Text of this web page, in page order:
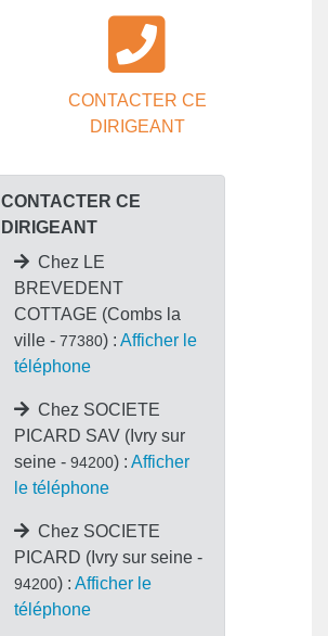
CONTACTER CE
DIRIGEANT
CONTACTER CE
DIRIGEANT
Chez LE
BREVEDENT
COTTAGE (Combs la
ville - 77380) : Afficher le
téléphone
Chez SOCIETE
PICARD SAV (Ivry sur
seine - 94200) : Afficher
le téléphone
Chez SOCIETE
PICARD (Ivry sur seine -
94200) : Afficher le
téléphone